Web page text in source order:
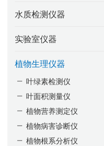
水质检测仪器
实验室仪器
植物生理仪器
叶绿素检测仪
叶面积测量仪
植物营养测定仪
植物病害诊断仪
植物根系分析仪